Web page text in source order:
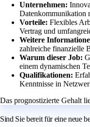
Unternehmen:
Datenkommunikation
Vorteile: Flexibles
Vertrag und
Weitere
zahlreiche finanzielle
Warum dieser Job:
einem dynamischen
Qualifikationen:
Kenntnisse in
Das prognostizierte Gehalt
Sind Sie bereit für eine neue